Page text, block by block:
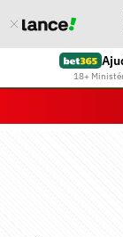
18+